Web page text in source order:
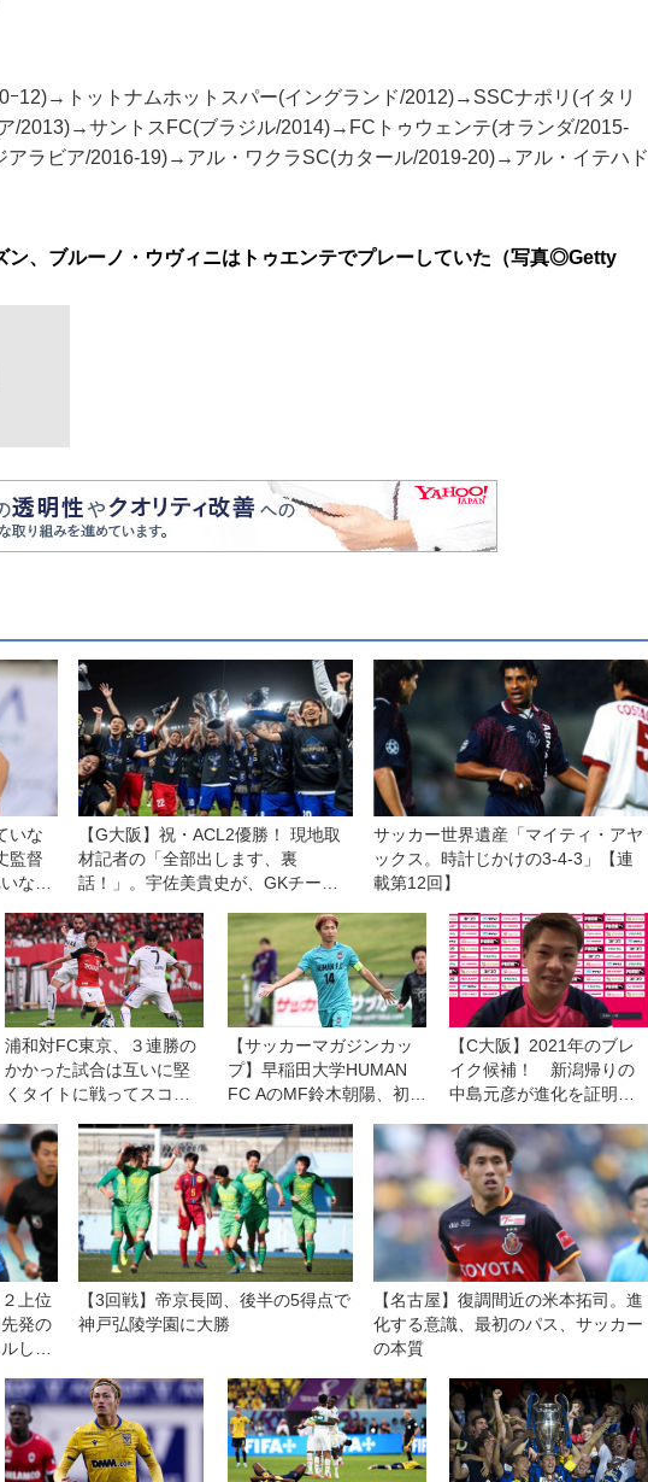
ｰ12)→トットナムホットスパー(イングランド/2012)→SSCナポリ(イタリ
/2013)→サントスFC(ブラジル/2014)→FCトゥウェンテ(オランダ/2015-
ラビア/2016-19)→アル・ワクラSC(カタール/2019-20)→アル・イテハド
ン、ブルーノ・ウヴィニはトゥエンテでプレーしていた（写真◎Getty
いな
監督
な恩
【G大阪】祝・ACL2優勝！ 現地取
材記者の「全部出します、裏
話！」。宇佐美貴史が、GKチーム
サッカー世界遺産「マイティ・アヤ
ックス。時計じかけの3-4-3」【連
載第12回】
浦和対FC東京、３連勝の
かかった試合は互いに堅
くタイトに戦ってスコア
20節
【サッカーマガジンカッ
プ】早稲田大学HUMAN
FC AのMF鈴木朝陽、初優
習から雰囲気を変えて取
り組んできた」
【C大阪】2021年のブレ
イク候補！ 新潟帰りの
中島元彦が進化を証明す
上位
発の
した
【3回戦】帝京長岡、後半の5得点で
神戸弘陵学園に大勝
【名古屋】復調間近の米本拓司。進
化する意識、最初のパス、サッカー
の本質